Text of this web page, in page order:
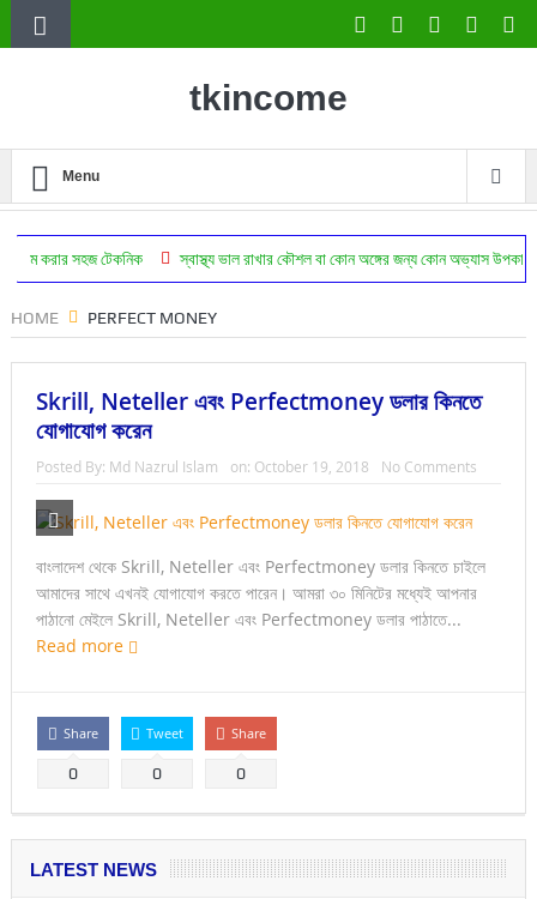
tkincome
Menu
টেকনিক স্বাস্থ্য ভাল রাখার কৌশল বা কোন অঙ্গের জন্য কোন অভ্যাস উপকারি ঔষধ
HOME PERFECT MONEY
Skrill, Neteller এবং Perfectmoney ডলার কিনতে
যোগাযোগ করেন
Posted By: Md Nazrul Islam on: October 19, 2018 No Comments
বাংলাদেশ থেকে Skrill, Neteller এবং Perfectmoney ডলার কিনতে চাইলে
আমাদের সাথে এখনই যোগাযোগ করতে পারেন। আমরা ৩০ মিনিটের মধ্যেই আপনার
পাঠানো মেইলে Skrill, Neteller এবং Perfectmoney ডলার পাঠাতে...
Read more
Share
0
Tweet
0
Share
0
LATEST NEWS